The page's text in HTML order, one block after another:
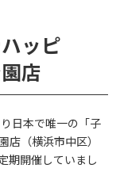
ッピ
店
日本で唯一の「子
店（横浜市中区）
期開催していまし